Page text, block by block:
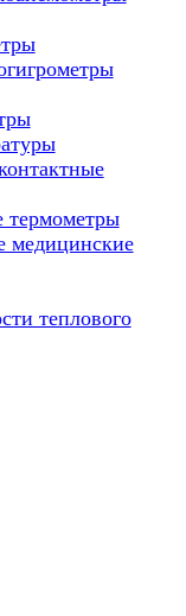
термометры
медицинские
теплового